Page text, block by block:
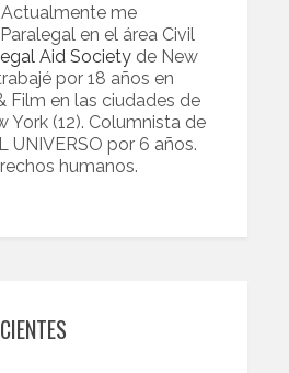
Actualmente me
en el área Civil
Aid Society de New
por 18 años en
Film en las ciudades de
York (12). Columnista de
UNIVERSO por 6 años.
humanos.